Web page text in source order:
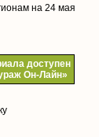
на 24 мая
доступен
Он-Лайн»